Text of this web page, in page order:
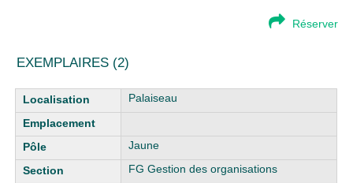
Réserver
EXEMPLAIRES (2)
Liste des exemplaires Palaiseau
Jaune
FG Gestion des organisations